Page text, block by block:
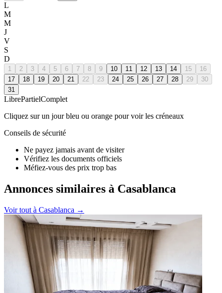
L
M
M
J
V
S
D
1 2 3 4 5 6 7 8 9 10 11 12 13 14 15
16
17
18 19 20 21 22 23 24 25 26 27 28 29
30
31
LibrePartielComplet
Cliquez sur un jour bleu ou orange pour voir les créneaux
Conseils de sécurité
Ne payez jamais avant de visiter
Vérifiez les documents officiels
Méfiez-vous des prix trop bas
Annonces similaires à Casablanca
Voir tout à Casablanca →